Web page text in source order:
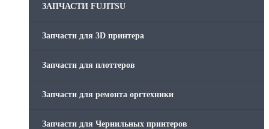
ЗАПЧАСТИ FUJITSU
Запчасти для 3D принтера
Запчасти для плоттеров
Запчасти для ремонта оргтехники
Запчасти для Чернильных принтеров